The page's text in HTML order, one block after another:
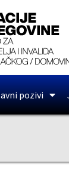
pozivi